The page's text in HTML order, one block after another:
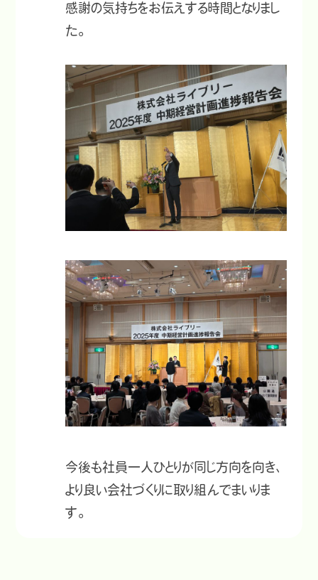
感謝の気持ちをお伝えする時間となりまし
た。
今後も社員一人ひとりが同じ方向を向き、
より良い会社づくりに取り組んでまいりま
す。